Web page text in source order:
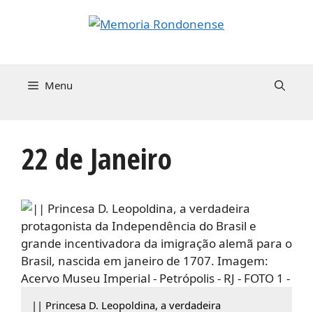
Menu
22 de Janeiro
|| Princesa D. Leopoldina, a verdadeira